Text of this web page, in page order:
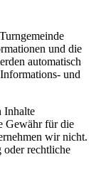
und die
automatisch
und
Inhalte
Gewähr für die
wir nicht.
rechtliche